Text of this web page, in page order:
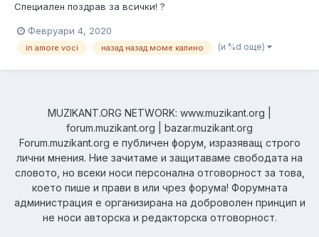
Специален поздрав за всички! ?
Февруари 4, 2020
in amore voci назад назад моме калино (и %d още)
MUZIKANT.ORG NETWORK: www.muzikant.org |
forum.muzikant.org | bazar.muzikant.org
Forum.muzikant.org е публичен форум, изразяващ строго
лични мнения. Ние зачитаме и защитаваме свободата на
словото, но всеки носи персонална отговорност за това,
което пише и прави в или чрез форума! Форумната
администрация е организирана на доброволен принцип и
не носи авторска и редакторска отговорност.